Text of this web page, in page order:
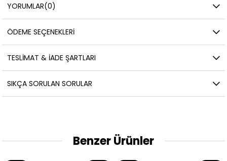
YORUMLAR(0)
ÖDEME SEÇENEKLERI
TESLIMAT & İADE ŞARTLARI
SIKÇA SORULAN SORULAR
Benzer Ürünler